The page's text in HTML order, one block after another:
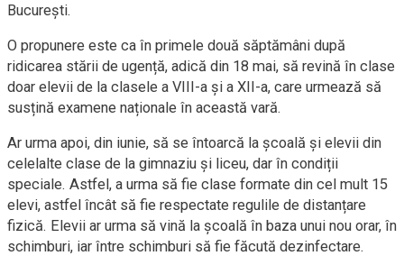
București.
O propunere este ca în primele două săptămâni după
ridicarea stării de ugență, adică din 18 mai, să revină în clase
doar elevii de la clasele a VIII-a și a XII-a, care urmează să
susțină examene naționale în această vară.
Ar urma apoi, din iunie, să se întoarcă la școală și elevii din
celelalte clase de la gimnaziu și liceu, dar în condiții
speciale. Astfel, a urma să fie clase formate din cel mult 15
elevi, astfel încât să fie respectate regulile de distanțare
fizică. Elevii ar urma să vină la școală în baza unui nou orar, în
schimburi, iar între schimburi să fie făcută dezinfectare.